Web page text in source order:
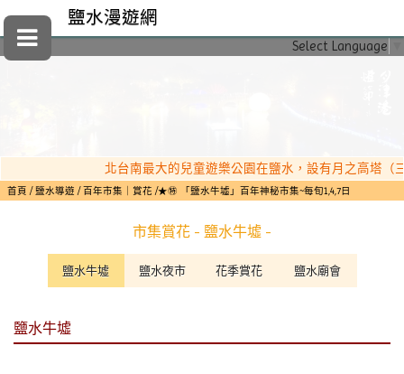
Select Language
鹽水漫遊網
北台南最大的兒童遊樂公園在鹽水，設有月之高塔（三座
首頁 鹽水導遊 百年市集｜賞花 ★㊕ 「鹽水牛墟」百年神秘市集~每旬1,4,7日
市集賞花 - 鹽水牛墟 -
鹽水牛墟 鹽水夜市 花季賞花 鹽水廟會
鹽水牛墟